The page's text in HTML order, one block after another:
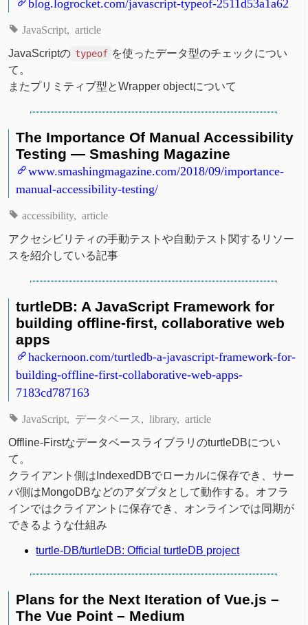
JavaScript article
JavaScriptの typeof を使ったデータ型のチェックについ
て。
またプリミティブ型とWrapper objectについて
The Importance Of Manual Accessibility
Testing — Smashing Magazine
www.smashingmagazine.com/2018/09/importance-
manual-accessibility-testing/
accessibility article
アクセシビリティの手動テストや自動テスト関するリソー
スを紹介している記事
turtleDB: A JavaScript Framework for
building offline-first, collaborative web
apps
hackernoon.com/turtledb-a-javascript-framework-for-
building-offline-first-collaborative-web-apps-
7183cd787163
JavaScript データベース library article
Offline-FirstなデータベースライブラリのturtleDBについ
て。
クライアント側はIndexedDBでローカルに保存でき、サー
バ側はMongoDBなどのアダプタとして動作する。オフラ
インではクライアントに保存でき、オンラインでは同期が
できるような仕組み
turtle-DB/turtleDB: Official turtleDB project
Plans for the Next Iteration of Vue.js –
The Vue Point – Medium